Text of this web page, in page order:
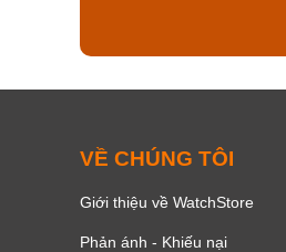
VỀ CHÚNG TÔI
Giới thiệu về WatchStore
Phản ánh - Khiếu nại